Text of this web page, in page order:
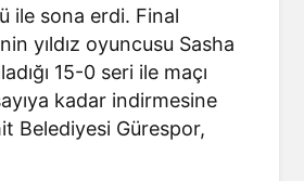
ile sona erdi. Final
yıldız oyuncusu Sasha
15-0 seri ile maçı
kadar indirmesine
Belediyesi Gürespor,